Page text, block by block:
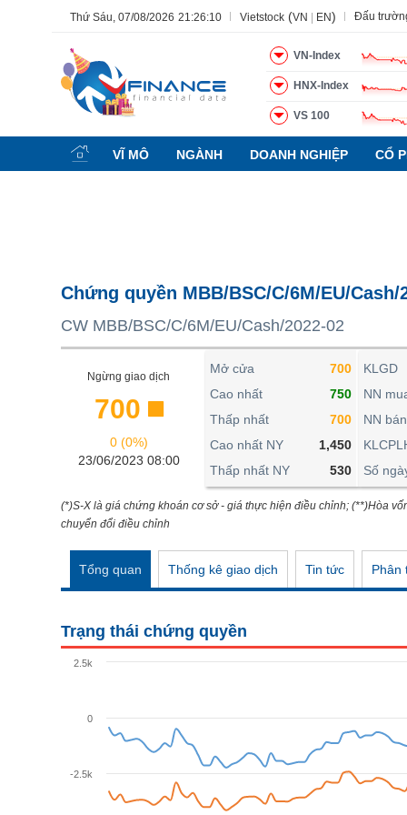
Thứ Sáu, 07/08/2026 21:26:10 Vietstock (VN EN) Đấu
VN-Index
HNX-Index
VS 100
VĨ MÔ NGÀNH DOANH NGHIỆP CỔ
Chứng quyền MBB/BSC/C/6M/EU/Cash/
CW MBB/BSC/C/6M/EU/Cash/2022-02
Ngừng giao dịch
700
0 (0%)
23/06/2023 08:00
Mở cửa
700
Cao nhất
750
Thấp nhất
700
Cao nhất NY
1,450
Thấp nhất NY
530
KLGD
NN
NN bán
Số
(*)S-X là giá chứng khoán cơ sở - giá thực hiện điều chỉnh; (**)Hòa
chuyển đổi điều chỉnh
Tổng quan Thống kê giao dịch Tin tức Phân
Trạng thái chứng quyền
0
-2.5k
2.5k
Tính năng Ngành Mã chứng khoán Lãnh
BẤT ĐỘNG SẢN
TÀI CHÍNH
KINH TẾ
THẾ GIỚI
ĐÔNG DƯƠNG
PHÂN TÍCH
VS-SECTOR
NGUYÊN VẬT LIỆU
TIÊU DÙNG KHÔNG THIẾT YẾU
TIÊU DÙNG THIẾT YẾU
CHĂM SÓC SỨC KHỎE